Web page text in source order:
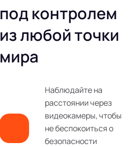
под контролем
из любой точки
мира
Наблюдайте на
расстоянии через
видеокамеры, чтобы
не беспокоиться о
безопасности